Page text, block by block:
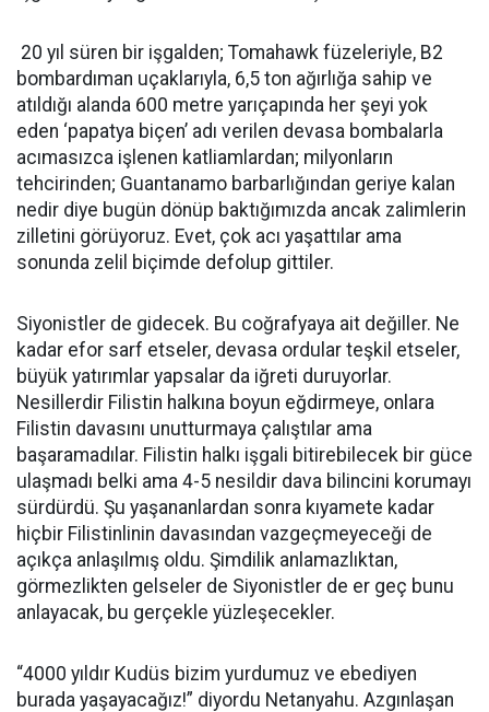
20 yıl süren bir işgalden; Tomahawk füzeleriyle, B2
bombardıman uçaklarıyla, 6,5 ton ağırlığa sahip ve
atıldığı alanda 600 metre yarıçapında her şeyi yok
eden ‘papatya biçen’ adı verilen devasa bombalarla
acımasızca işlenen katliamlardan; milyonların
tehcirinden; Guantanamo barbarlığından geriye kalan
nedir diye bugün dönüp baktığımızda ancak zalimlerin
zilletini görüyoruz. Evet, çok acı yaşattılar ama
sonunda zelil biçimde defolup gittiler.
Siyonistler de gidecek. Bu coğrafyaya ait değiller. Ne
kadar efor sarf etseler, devasa ordular teşkil etseler,
büyük yatırımlar yapsalar da iğreti duruyorlar.
Nesillerdir Filistin halkına boyun eğdirmeye, onlara
Filistin davasını unutturmaya çalıştılar ama
başaramadılar. Filistin halkı işgali bitirebilecek bir güce
ulaşmadı belki ama 4-5 nesildir dava bilincini korumayı
sürdürdü. Şu yaşananlardan sonra kıyamete kadar
hiçbir Filistinlinin davasından vazgeçmeyeceği de
açıkça anlaşılmış oldu. Şimdilik anlamazlıktan,
görmezlikten gelseler de Siyonistler de er geç bunu
anlayacak, bu gerçekle yüzleşecekler.
“4000 yıldır Kudüs bizim yurdumuz ve ebediyen
burada yaşayacağız!” diyordu Netanyahu. Azgınlaşan